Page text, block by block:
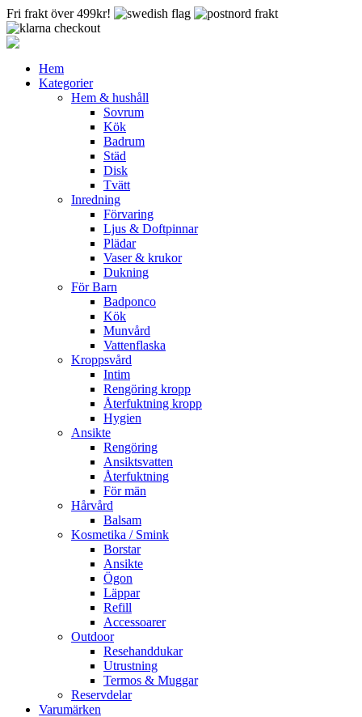
Fri frakt över 499kr!
Hem
Kategorier
Hem & hushåll
Sovrum
Kök
Badrum
Städ
Disk
Tvätt
Inredning
Förvaring
Ljus & Doftpinnar
Plädar
Vaser & krukor
Dukning
För Barn
Badponco
Kök
Munvård
Vattenflaska
Kroppsvård
Intim
Rengöring kropp
Återfuktning kropp
Hygien
Ansikte
Rengöring
Ansiktsvatten
Återfuktning
För män
Hårvård
Balsam
Kosmetika / Smink
Borstar
Ansikte
Ögon
Läppar
Refill
Accessoarer
Outdoor
Resehanddukar
Utrustning
Termos & Muggar
Reservdelar
Varumärken